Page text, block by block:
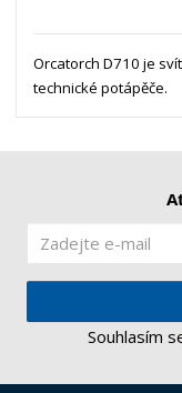
Orcatorch D710 je
technické potápěče.
Souhlasím